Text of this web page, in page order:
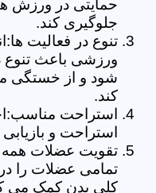
حمایتی در ورزش
جلوگیری کند.
تنوع در فعالیت
ورزشی باعث تنوع
شود و از خستگی
کند.
استراحت
استراحت و
تقویت عضلات همه
تمامی عضلات را
کلی بدن کمک می